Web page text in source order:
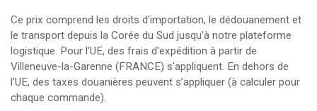
Ce prix comprend les droits d'importation, le dédouanement et
le transport depuis la Corée du Sud jusqu'à notre plateforme
logistique. Pour l'UE, des frais d'expédition à partir de
Villeneuve-la-Garenne (FRANCE) s'appliquent. En dehors de
l'UE, des taxes douanières peuvent s’appliquer (à calculer pour
chaque commande).